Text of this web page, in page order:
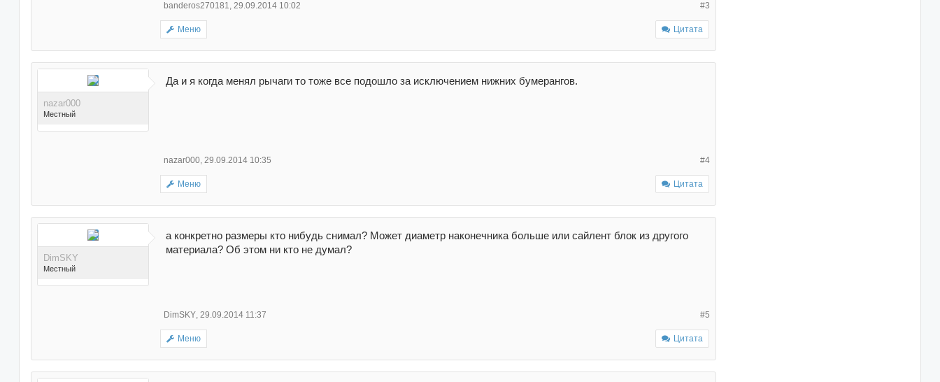
6 сообщениях
#3
banderos270181, 29.09.2014 10:02
Меню Цитата
nazar000
Местный
Поблагодарили 8 раз(а) в
3 сообщениях
Да и я когда менял рычаги то тоже все подошло за исключением нижних бумерангов.
#4
nazar000, 29.09.2014 10:35
Меню Цитата
DimSKY
Местный
Поблагодарили 17 раз(а)
а конкретно размеры кто нибудь снимал? Может диаметр наконечника больше или сайлент блок из другого
материала? Об этом ни кто не думал?
#5
DimSKY, 29.09.2014 11:37
Меню Цитата